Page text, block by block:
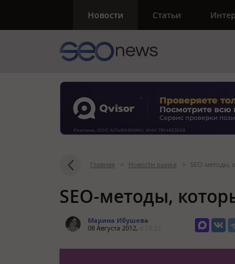
Новости Статьи
Главная > Новости рынка > SEO-методы,
SEO-методы,
Марина Ибушева
08 Августа 2012,